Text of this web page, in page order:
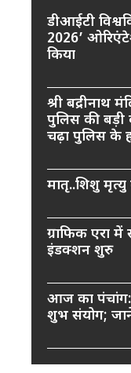
डीआईटी
2026’
किया
श्री बद्रीनाथ
पुलिस की
चढ़ा पुलिस के
मातृ..शिशु
ग्राफिक
इंडक्शन शुरु
आज का पंचांग:
शुभ संयोग;